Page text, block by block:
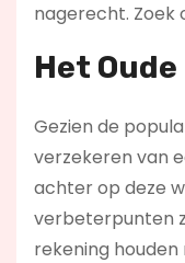
nagerecht. Zoek
Het
Gezien de
verzekeren van
achter op deze
verbeterpunten
rekening